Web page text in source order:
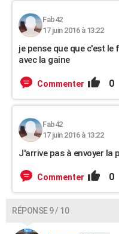
Fab42
17 juin 2016 à 13:22
je pense que que c'est
avec la gaine
Commenter 0
Fab42
17 juin 2016 à 13:22
J'arrive pas à envoyer la
Commenter 0
RÉPONSE 9 / 10